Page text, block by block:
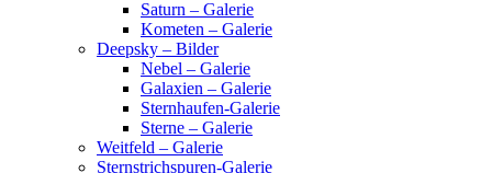
Saturn – Galerie
Kometen – Galerie
Deepsky – Bilder
Nebel – Galerie
Galaxien – Galerie
Sternhaufen-Galerie
Sterne – Galerie
Weitfeld – Galerie
Sternstrichspuren-Galerie